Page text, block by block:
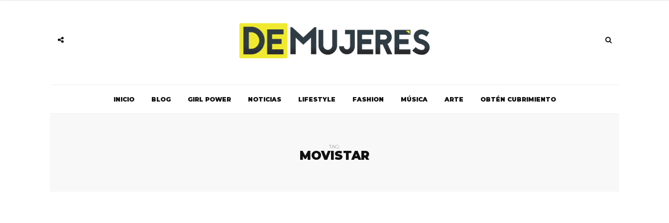
INICIO BLOG GIRL POWER NOTICIAS LIFESTYLE FASHION MÚSICA ARTE OBTÉN CUBRIMIENTO
TAG:
MOVISTAR